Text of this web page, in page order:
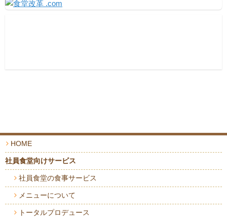
HOME
社員食堂向けサービス
社員食堂の食事サービス
メニューについて
トータルプロデュース